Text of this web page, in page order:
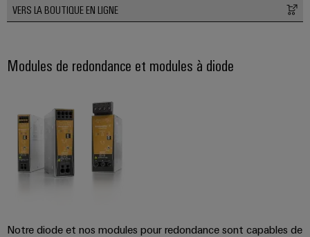
VERS LA BOUTIQUE EN LIGNE
Modules de redondance et modules à diode
Notre diode et nos modules pour redondance sont capables de